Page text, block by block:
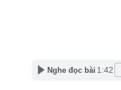
Nghe đọc bài 1:42